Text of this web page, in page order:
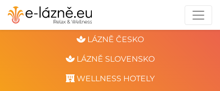
LÁZNĚ ČESKO
LÁZNĚ SLOVENSKO
WELLNESS HOTELY